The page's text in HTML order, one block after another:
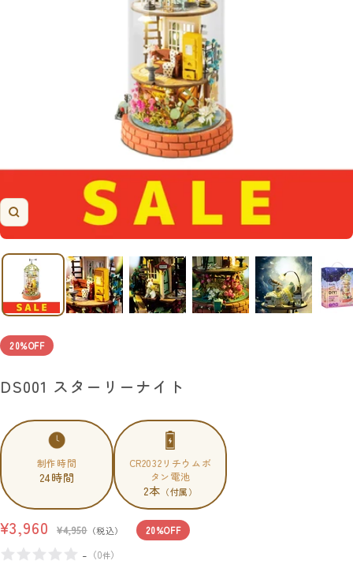
ズ
ー
ム
ン
20%OFF
DS001 スターリーナイト
制作時間
24時間
CR2032リチウムボ
タン電池
2本 （付属）
セ
ー
¥3,960
通
価
¥4,950（税込） 20%OFF
- （0件）